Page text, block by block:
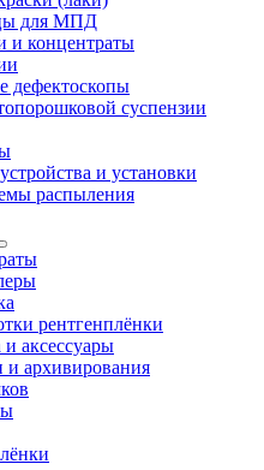
для МПД
и концентраты
дефектоскопы
суспензии
и установки
распыления
рентгенплёнки
аксессуары
архивирования